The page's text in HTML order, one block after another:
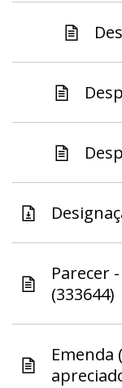
Parecer
(333644)
Emenda